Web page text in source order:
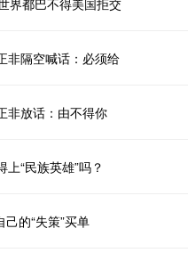
非隔空喊话：必须给
非放话：由不得你
“民族英雄”吗？
的“失策”买单